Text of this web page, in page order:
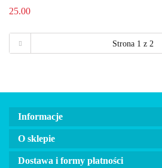
25.00
Informacje
O sklepie
Dostawa i formy płatności